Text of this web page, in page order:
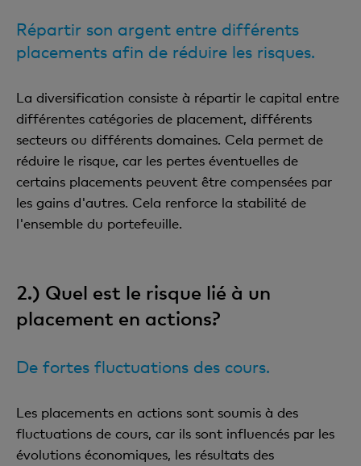
Répartir son argent entre différents
placements afin de réduire les risques.
La diversification consiste à répartir le capital entre
différentes catégories de placement, différents
secteurs ou différents domaines. Cela permet de
réduire le risque, car les pertes éventuelles de
certains placements peuvent être compensées par
les gains d'autres. Cela renforce la stabilité de
l'ensemble du portefeuille.
2.) Quel est le risque lié à un
placement en actions?
De fortes fluctuations des cours.
Les placements en actions sont soumis à des
fluctuations de cours, car ils sont influencés par les
évolutions économiques, les résultats des